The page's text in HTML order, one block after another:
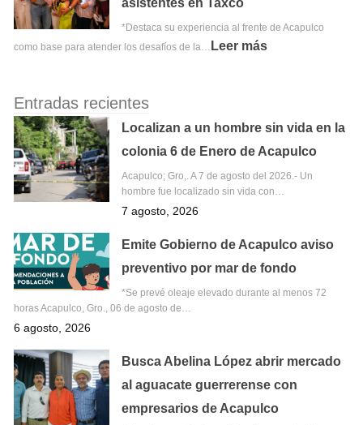
*Destaca su experiencia al frente de Acapulco
como base para atender los desafíos de la… Leer más
Entradas recientes
Localizan a un hombre sin vida en la
colonia 6 de Enero de Acapulco
Acapulco; Gro,. A 7 de agosto del 2026.- Un
hombre fue localizado sin vida con…
7 agosto, 2026
Emite Gobierno de Acapulco aviso
preventivo por mar de fondo
*Se prevé oleaje elevado durante al menos 72
horas Acapulco, Gro., 06 de agosto de…
6 agosto, 2026
Busca Abelina López abrir mercado
al aguacate guerrerense con
empresarios de Acapulco